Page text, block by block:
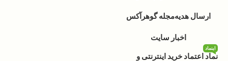
ارسال هدیهمجله گوهرآکس
اخبار سایت
نماد اعتماد خرید اینترنتی و
اینماد